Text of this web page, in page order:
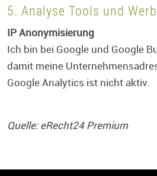
5. Analyse Tools und
IP Anonymisierung
Ich bin bei Google und Google
damit meine
Google Analytics ist nicht aktiv.
Quelle: eRecht24 Premium